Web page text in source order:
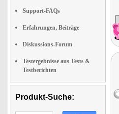
Support-FAQs
Erfahrungen, Beiträge
Diskussions-Forum
Testergebnisse aus Tests &
Testberichten
Produkt-Suche: